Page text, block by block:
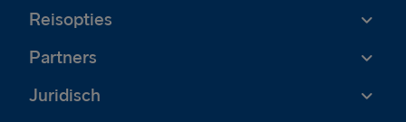
Reisopties
Partners
Juridisch